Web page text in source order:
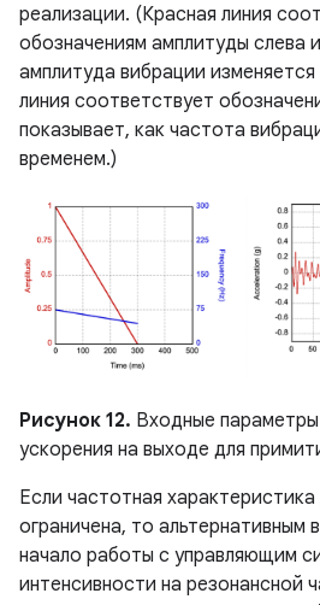
реализации. (Красная линия
обозначениям амплитуды слева
амплитуда вибрации
линия соответствует
показывает, как частота
временем.)
Рисунок 12. Входные
ускорения на выходе для
Если частотная характеристика
ограничена, то альтернативным
начало работы с управляющим
интенсивности на резонансной